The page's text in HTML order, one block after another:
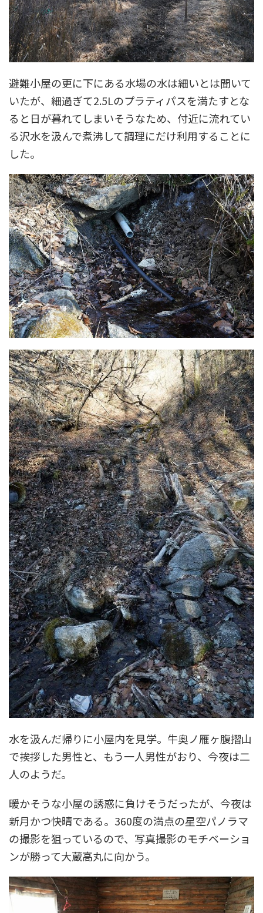
避難小屋の更に下にある水場の水は細いとは聞いて
いたが、細過ぎて2.5Lのプラティパスを満たすとな
ると日が暮れてしまいそうなため、付近に流れてい
る沢水を汲んで煮沸して調理にだけ利用することに
した。
水を汲んだ帰りに小屋内を見学。牛奥ノ雁ヶ腹摺山
で挨拶した男性と、もう一人男性がおり、今夜は二
人のようだ。
暖かそうな小屋の誘惑に負けそうだったが、今夜は
新月かつ快晴である。360度の満点の星空パノラマ
の撮影を狙っているので、写真撮影のモチベーショ
ンが勝って大蔵高丸に向かう。